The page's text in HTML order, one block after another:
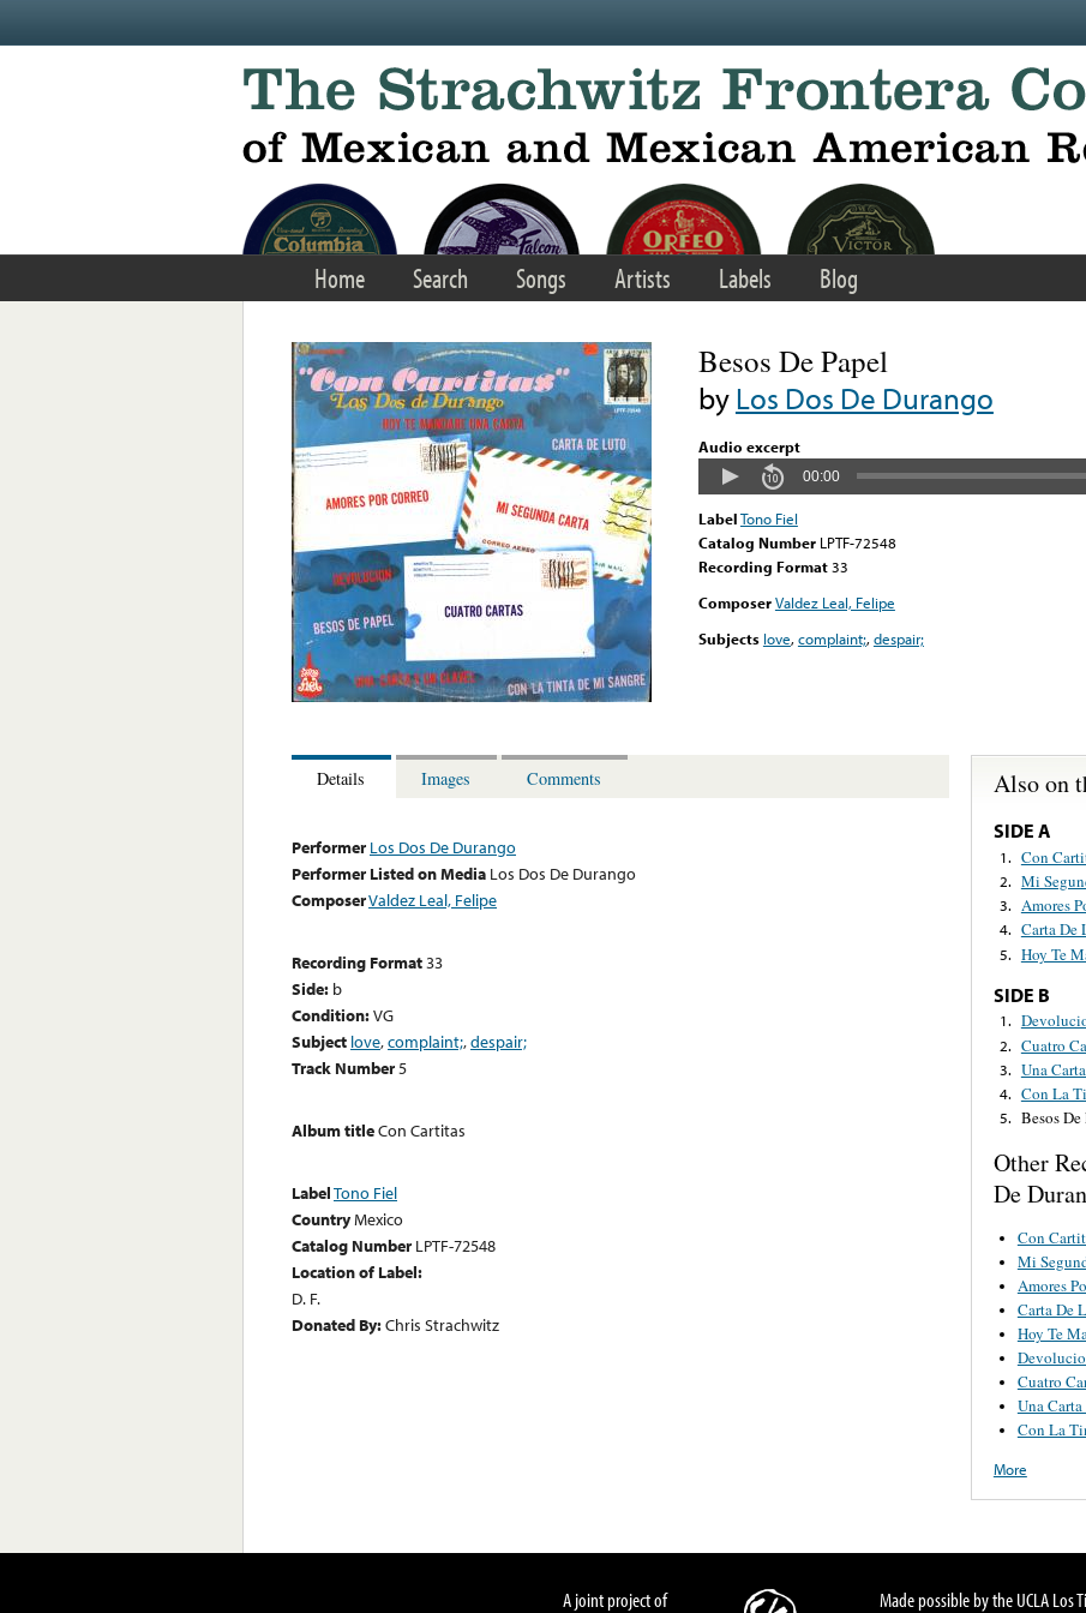
Home Search Songs Artists Labels Blog
Besos De Papel
byLos Dos De Durango
Audio excerpt
00:00
LabelTono Fiel
Catalog Number LPTF-72548
Recording Format33
ComposerValdez Leal, Felipe
Subjects love,complaint;,despair;
Details Images Comments
Performer Los Dos De Durango
Performer Listed on Media Los Dos De Durango
ComposerValdez Leal, Felipe
Recording Format33
Side: b
Condition:VG
Subject love,complaint;,despair;
Track Number5
Album titleCon Cartitas
LabelTono Fiel
CountryMexico
Catalog Number LPTF-72548
Location of Label:
D. F.
Donated By:Chris Strachwitz
Also on
SIDE A
1. Con
2. Mi
3. Amores
4. Carta De
5. Hoy Te
SIDE B
1.
2. Cuatro
3. Una
4. Con La
5. Besos De
Other
De
Con
Mi
Amores
Carta De
Hoy Te
Cuatro
Una
Con La
More
A joint project of Made possible by the UCLA Los